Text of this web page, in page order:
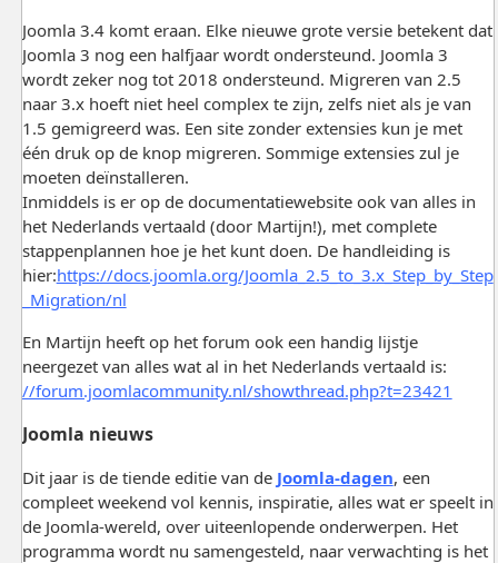
Joomla 3.4 komt eraan. Elke nieuwe grote versie betekent dat
Joomla 3 nog een halfjaar wordt ondersteund. Joomla 3
wordt zeker nog tot 2018 ondersteund. Migreren van 2.5
naar 3.x hoeft niet heel complex te zijn, zelfs niet als je van
1.5 gemigreerd was. Een site zonder extensies kun je met
één druk op de knop migreren. Sommige extensies zul je
moeten deïnstalleren.
Inmiddels is er op de documentatiewebsite ook van alles in
het Nederlands vertaald (door Martijn!), met complete
stappenplannen hoe je het kunt doen. De handleiding is
hier:https://docs.joomla.org/Joomla_2.5_to_3.x_Step_by_Step
_Migration/nl
En Martijn heeft op het forum ook een handig lijstje
neergezet van alles wat al in het Nederlands vertaald is:
//forum.joomlacommunity.nl/showthread.php?t=23421
Joomla nieuws
Dit jaar is de tiende editie van de Joomla-dagen, een
compleet weekend vol kennis, inspiratie, alles wat er speelt in
de Joomla-wereld, over uiteenlopende onderwerpen. Het
programma wordt nu samengesteld, naar verwachting is het